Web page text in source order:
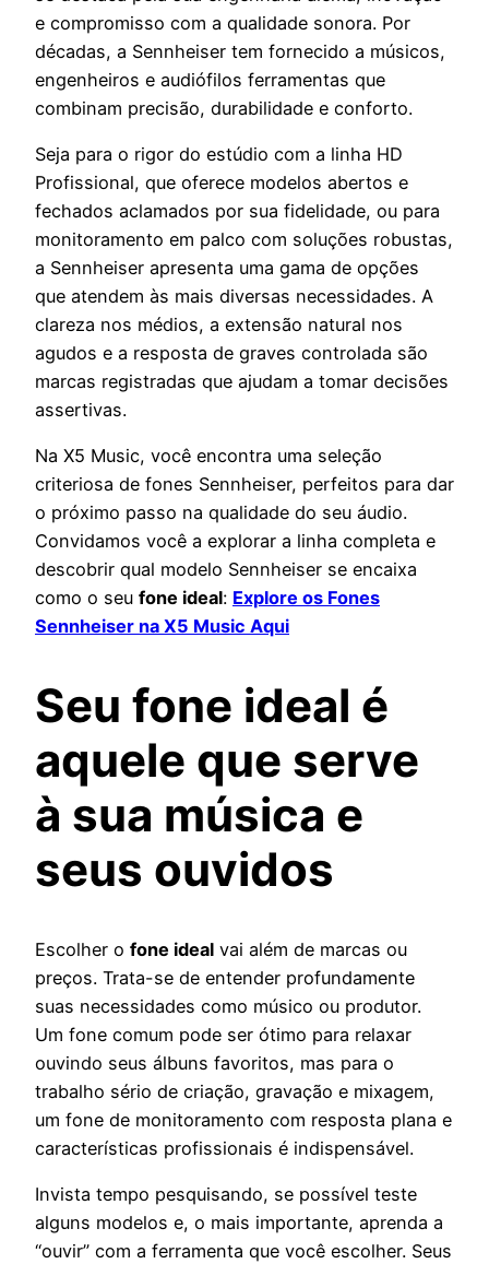
e compromisso com a qualidade sonora. Por
décadas, a Sennheiser tem fornecido a músicos,
engenheiros e audiófilos ferramentas que
combinam precisão, durabilidade e conforto.
Seja para o rigor do estúdio com a linha HD
Profissional, que oferece modelos abertos e
fechados aclamados por sua fidelidade, ou para
monitoramento em palco com soluções robustas,
a Sennheiser apresenta uma gama de opções
que atendem às mais diversas necessidades. A
clareza nos médios, a extensão natural nos
agudos e a resposta de graves controlada são
marcas registradas que ajudam a tomar decisões
assertivas.
Na X5 Music, você encontra uma seleção
criteriosa de fones Sennheiser, perfeitos para dar
o próximo passo na qualidade do seu áudio.
Convidamos você a explorar a linha completa e
descobrir qual modelo Sennheiser se encaixa
como o seu fone ideal: Explore os Fones
Sennheiser na X5 Music Aqui
Seu fone ideal é
aquele que serve
à sua música e
seus ouvidos
Escolher o fone ideal vai além de marcas ou
preços. Trata-se de entender profundamente
suas necessidades como músico ou produtor.
Um fone comum pode ser ótimo para relaxar
ouvindo seus álbuns favoritos, mas para o
trabalho sério de criação, gravação e mixagem,
um fone de monitoramento com resposta plana e
características profissionais é indispensável.
Invista tempo pesquisando, se possível teste
alguns modelos e, o mais importante, aprenda a
“ouvir” com a ferramenta que você escolher. Seus